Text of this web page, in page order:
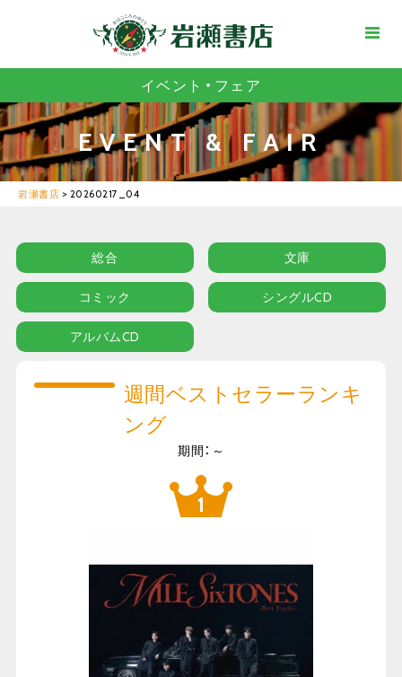
イベント・フェア
EVENT & FAIR
岩瀬書店 > 20260217_04
総合 文庫
コミック シングルCD
アルバムCD
週間ベストセラーランキ
ング
期間：～